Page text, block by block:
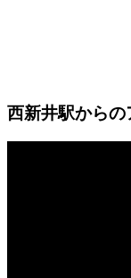
西新井駅からの